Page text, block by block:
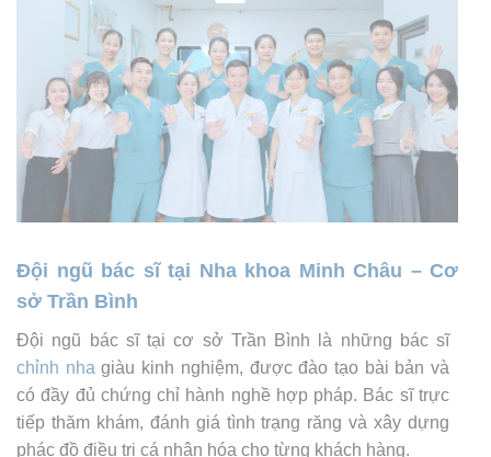
Đội ngũ bác sĩ tại Nha khoa Minh Châu – Cơ
sở Trần Bình
Đội ngũ bác sĩ tại cơ sở Trần Bình là những bác sĩ
chỉnh nhagiàu kinh nghiệm, được đào tạo bài bản và
có đầy đủ chứng chỉ hành nghề hợp pháp. Bác sĩ trực
tiếp thăm khám, đánh giá tình trạng răng và xây dựng
phác đồ điều trị cá nhân hóa cho từng khách hàng.